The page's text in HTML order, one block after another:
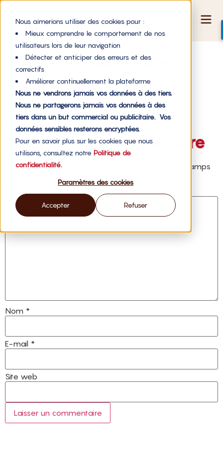
Nous aimerions utiliser des cookies pour :
Mieux comprendre le comportement de nos
utilisateurs lors de leur navigation
Détecter et anticiper des erreurs et des
correctifs
Améliorer continuellement la plateforme
Nous ne vendrons jamais vos données à des tiers.
Nous ne partagerons jamais vos données à des
tiers dans un but commercial ou publicitaire. Vos
données sensibles resterons encryptées.
Pour en savoir plus sur les cookies que nous
utilisons, consultez notre Politique de
confidentialité.
Paramètres des cookies
Accepter Refuser
icon-triangle-
alert
Laisser un commentaire
Votre adresse e-mail ne sera pas publiée.
Les champs
obligatoires sont indiqués avec*
Nom *
E-mail *
Site web